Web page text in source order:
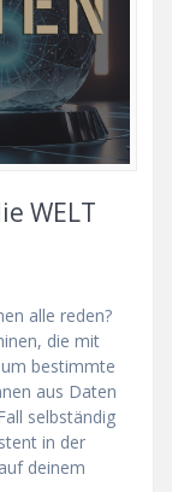
WELT
alle reden?
die mit
bestimmte
aus Daten
selbständig
in der
deinem